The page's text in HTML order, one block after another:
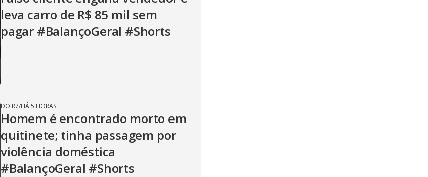
leva carro de R$ 85 mil sem
pagar #BalançoGeral #Shorts
DO R7/HÁ 5 HORAS
Homem é encontrado morto em
quitinete; tinha passagem por
violência doméstica
#BalançoGeral #Shorts